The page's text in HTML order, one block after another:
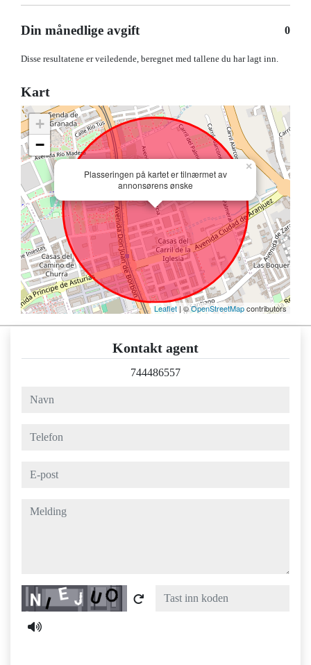
Din månedlige avgift 0
Disse resultatene er veiledende, beregnet med tallene du har lagt inn.
Kart
Plasseringen på kartet er tilnærmet av
annonsørens ønske
×
+
−
Leaflet| ©OpenStreetMapcontributors
Kontakt agent
744486557
navn
telefon
e-post
melding
Captcha